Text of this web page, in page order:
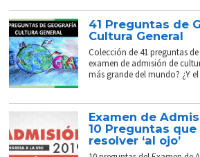
41 Preguntas de
Cultura General
Colección de 41 preguntas
examen de admisión de
más grande del mundo? ¿Y
Examen de
10 Preguntas
resolver ‘al ojo’